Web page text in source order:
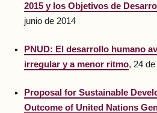
2015 y los Objetivos de
junio de 2014
PNUD: El desarrollo humano
irregular y a menor ritmo, 24
Proposal for Sustainable
Outcome of United Nations